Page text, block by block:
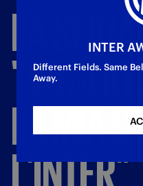
LA SFIDA
"VOGLIO
LAMIA
L'INTER"
INTER
Different Fields. Same
Away.